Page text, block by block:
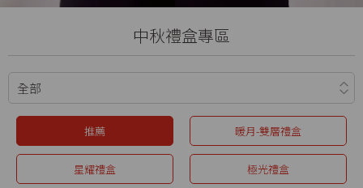
中秋禮盒專區
推薦 暖月-雙層禮盒
星耀禮盒 極光禮盒